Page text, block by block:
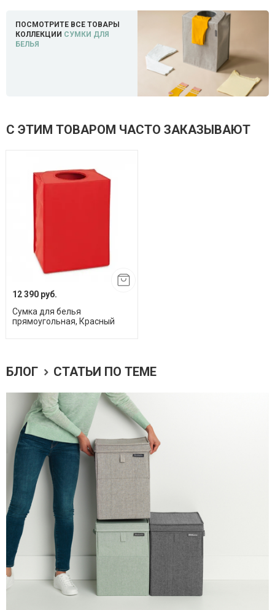
ПОСМОТРИТЕ ВСЕ ТОВАРЫ
КОЛЛЕКЦИИ СУМКИ ДЛЯ
БЕЛЬЯ
С ЭТИМ ТОВАРОМ ЧАСТО ЗАКАЗЫВАЮТ
12 390 руб.
Сумка для белья
прямоугольная, Красный
БЛОГ СТАТЬИ ПО ТЕМЕ